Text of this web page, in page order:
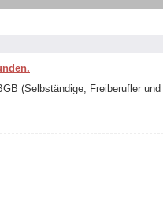
(Selbständige, Freiberufler